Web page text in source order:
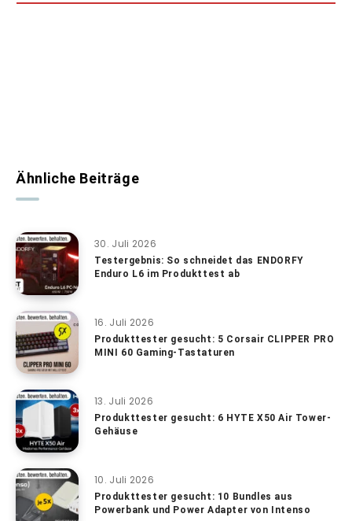
Ähnliche Beiträge
30. Juli 2026
Testergebnis: So schneidet das ENDORFY
Enduro L6 im Produkttest ab
16. Juli 2026
Produkttester gesucht: 5 Corsair CLIPPER PRO
MINI 60 Gaming-Tastaturen
13. Juli 2026
Produkttester gesucht: 6 HYTE X50 Air Tower-
Gehäuse
10. Juli 2026
Produkttester gesucht: 10 Bundles aus
Powerbank und Power Adapter von Intenso